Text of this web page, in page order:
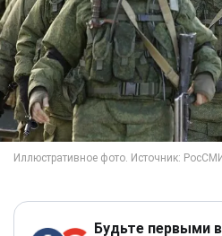
Будьте первыми